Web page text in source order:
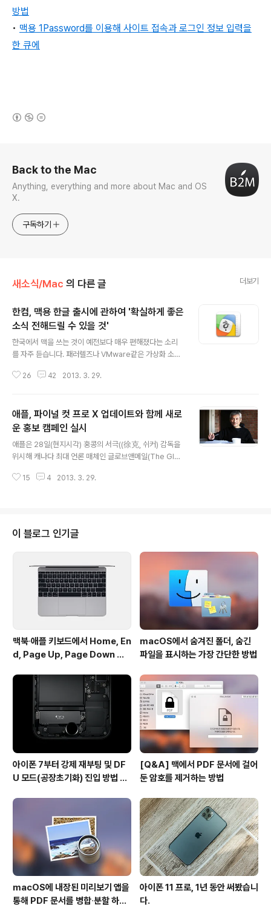
방법
• 맥용 1Password를 이용해 사이트 접속과 로그인 정보 입력을
한 큐에
Back to the Mac
Anything, everything and more about Mac and OS
X.
구독하기
새소식/Mac 의 다른 글 더보기
한컴, 맥용 한글 출시에 관하여 '확실하게 좋은
소식 전해드릴 수 있을 것'
한국에서 맥을 쓰는 것이 예전보다 매우 편해졌다는 소리
를 자주 듣습니다. 패러렐즈나 VMware같은 가상화 소프
우용 프로그램을 맥에서 네이티브 소프트웨어 수준으로 빠
서 탈피해 여러 운영체제를 지원하는 쪽으로 야금야금 발
전해 왔던 것이 더 주요한 이유가 되지 않았나 생각합니다.
불과 몇 년 전만 해도 사파리나 맥용 파이어폭스에 아예 화
면조차 제대로 띄우지 못하는 웹페이지가 흔했던 걸 떠올
려 보면 그동안 정말 '장족의 발전'이라고 불러도 될 만큼
많은 부분에서 개선이 이뤄졌습니다. 하지만 '경제도 일단
26 42 2013. 3. 29.
애플, 파이널 컷 프로 X 업데이트와 함께 새로
운 홍보 캠페인 실시
애플은 28일(현지시각) 홍콩의 서극((徐克, 쉬커) 감독을
위시해 캐나다 최대 언론 매체인 글로브앤메일(The Glob
홍보 캠페인을 실시하는 한편, 파이널 컷 프로 X 10.0.8과
4k 해상도의 소니 XAVC 비디오 코덱을 지원하는 등 상당
히 괄목한 만한 변화가 있었습니다. 애플은 새로운 기능 추
가에 즈음해 파이널 컷 프로의 기능 소개 페이지도 새롭게
갱신했습니다.아래는 이번 버전의 영문 릴리스 노트이며,
맥 앱스토어를 통해 소프트웨어를 구매하거나 업데이트를
15 4 2013. 3. 29.
이 블로그 인기글
맥북∙애플 키보드에서 Home, En
d, Page Up, Page Down 키
macOS에서 숨겨진 폴더, 숨긴
파일을 표시하는 가장 간단한 방법
아이폰 7부터 강제 재부팅 및 DF
U 모드(공장초기화) 진입 방법 변
[Q&A] 맥에서 PDF 문서에 걸어
둔 암호를 제거하는 방법
macOS에 내장된 미리보기 앱을
통해 PDF 문서를 병합∙분할 하는
아이폰 11 프로, 1년 동안 써봤습니
다.